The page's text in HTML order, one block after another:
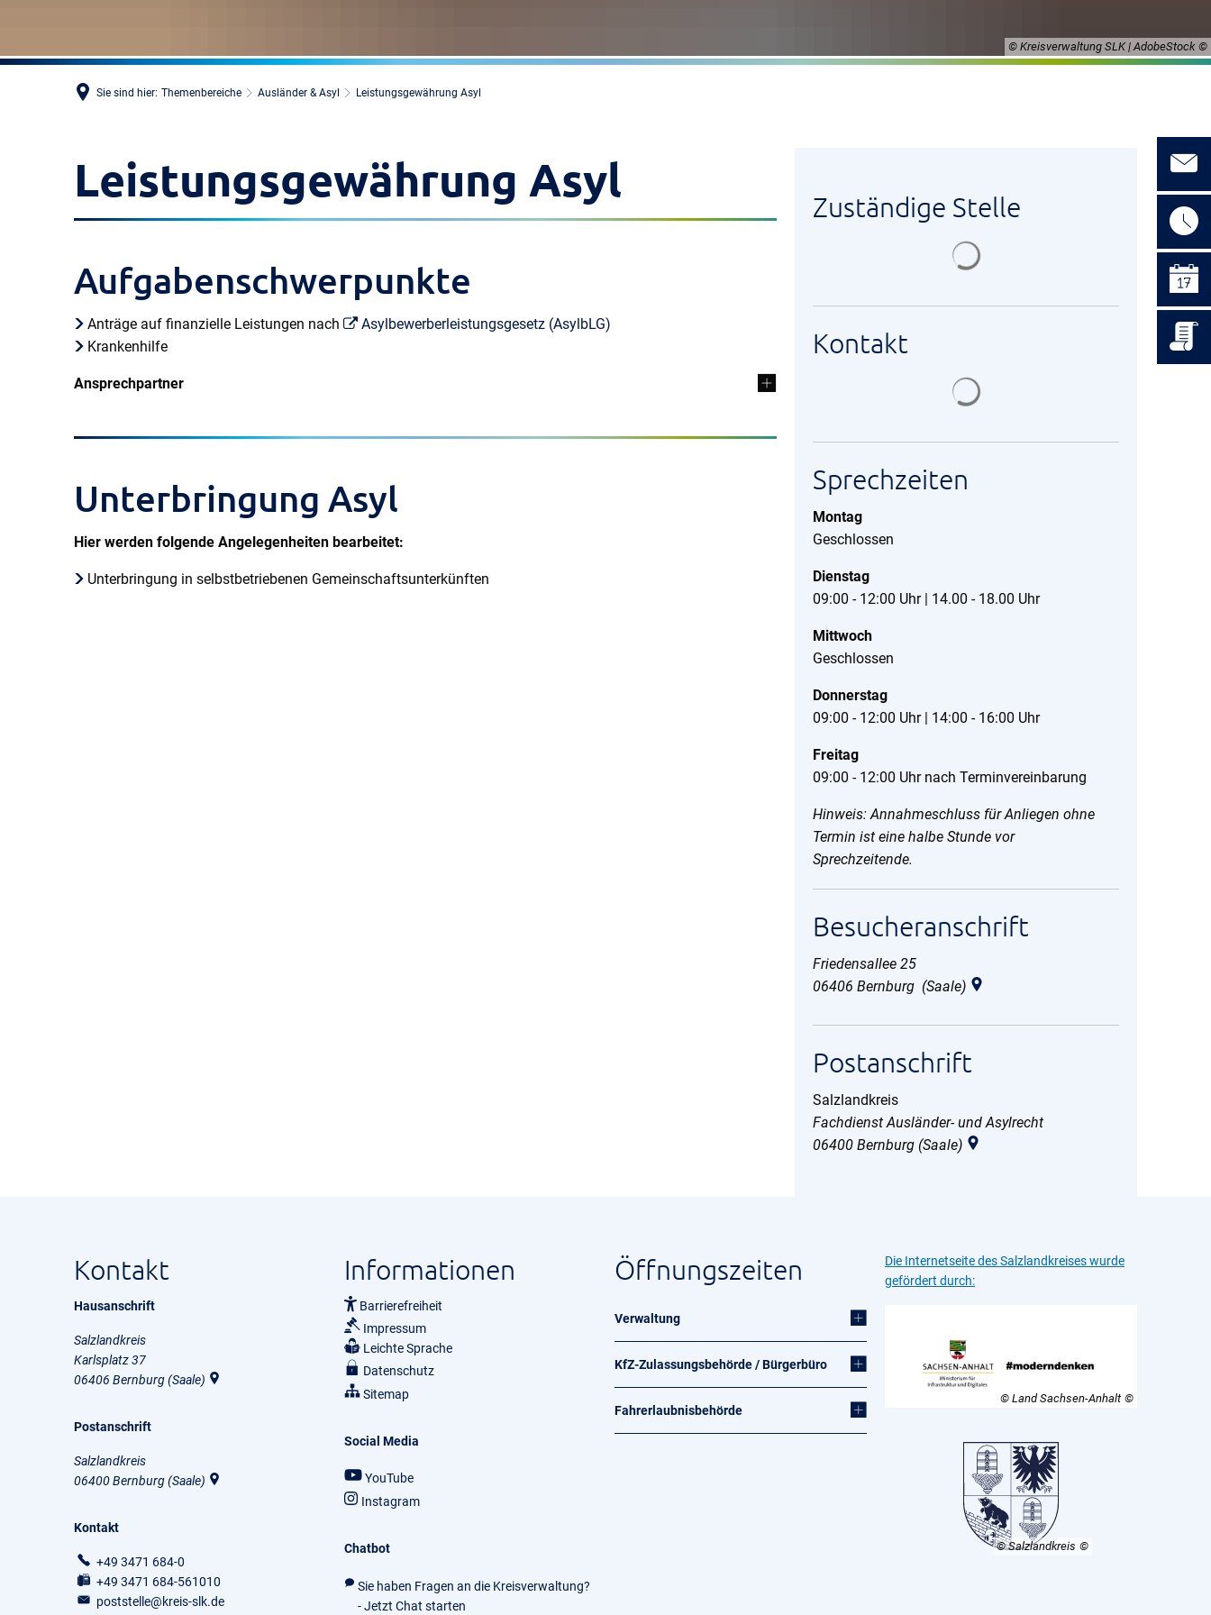
© Kreisverwaltung SLK | AdobeStock
Sie sind hier: Themenbereiche Ausländer & Asyl Leistungsgewährung Asyl
Leistungsgewährung Asyl
Aufgabenschwerpunkte
Anträge auf finanzielle Leistungen nach
Asylbewerberleistungsgesetz (AsylbLG)
Krankenhilfe
Ansprechpartner
Unterbringung Asyl
Hier werden folgende Angelegenheiten bearbeitet:
Unterbringung in selbstbetriebenen Gemeinschaftsunterkünften
Zuständige Stelle
Kontakt
Sprechzeiten
Montag
Geschlossen
Dienstag
09:00 - 12:00 Uhr | 14.00 - 18.00 Uhr
Mittwoch
Geschlossen
Donnerstag
09:00 - 12:00 Uhr | 14:00 - 16:00 Uhr
Freitag
09:00 - 12:00 Uhr nach Terminvereinbarung
Hinweis: Annahmeschluss für Anliegen ohne
Termin ist eine halbe Stunde vor
Sprechzeitende.
Besucheranschrift
Friedensallee 25
06406 Bernburg (Saale)
Postanschrift
Salzlandkreis
Fachdienst Ausländer- und Asylrecht
06400 Bernburg (Saale)
Kontakt
Hausanschrift
Salzlandkreis
Karlsplatz 37
06406 Bernburg (Saale)
Postanschrift
Salzlandkreis
06400Bernburg (Saale)
Kontakt
+49 3471 684-0
+49 3471 684-561010
poststelle@kreis-slk.de
Informationen
Barrierefreiheit
Impressum
Leichte Sprache
Datenschutz
Sitemap
Social Media
YouTube
Instagram
Chatbot
Sie haben Fragen an die Kreisverwaltung?
- Jetzt Chat starten
Öffnungszeiten
Verwaltung
KfZ-Zulassungsbehörde / Bürgerbüro
Fahrerlaubnisbehörde
Die Internetseite des Salzlandkreises wurde
gefördert durch:
© Land Sachsen-Anhalt
© Salzlandkreis